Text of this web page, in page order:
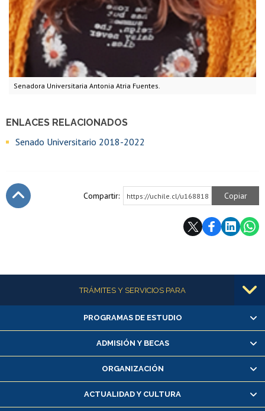
Senadora Universitaria Antonia Atria Fuentes.
ENLACES RELACIONADOS
Senado Universitario 2018-2022
Compartir: https://uchile.cl/u168818 Copiar
Más informaciónTRÁMITES Y SERVICIOS PARA
Alumnas/os y exalumnas/os
Matrícula en línea
Inscripción y cambio de asignaturas
Consulta y certificado de notas
Servicio médico y dental
PROGRAMAS DE ESTUDIO
ADMISIÓN Y BECAS
ORGANIZACIÓN
ACTUALIDAD Y CULTURA